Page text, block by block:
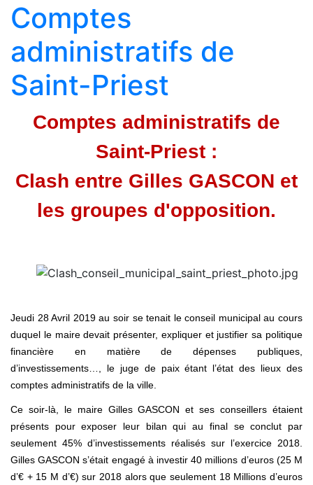
Comptes
administratifs de
Saint-Priest
Comptes administratifs de
Saint-Priest :
Clash entre Gilles GASCON et
les groupes d'opposition.
Jeudi 28 Avril 2019 au soir se tenait le conseil municipal au cours
duquel le maire devait présenter, expliquer et justifier sa politique
financière en matière de dépenses publiques,
d’investissements…, le juge de paix étant l’état des lieux des
comptes administratifs de la ville.
Ce soir-là, le maire Gilles GASCON et ses conseillers étaient
présents pour exposer leur bilan qui au final se conclut par
seulement 45% d’investissements réalisés sur l’exercice 2018.
Gilles GASCON s’était engagé à investir 40 millions d’euros (25 M
d’€ + 15 M d’€) sur 2018 alors que seulement 18 Millions d’euros